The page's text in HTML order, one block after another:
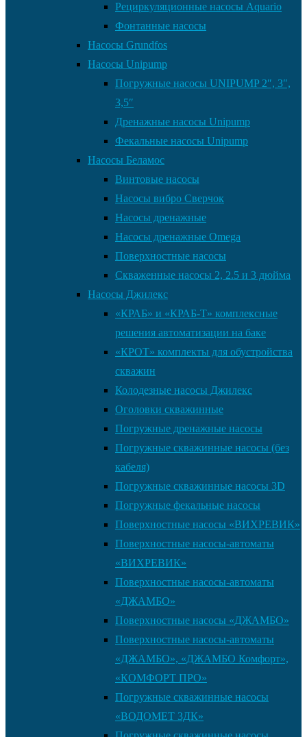
Рециркуляционные насосы Aquario
Фонтанные насосы
Насосы Grundfos
Насосы Unipump
Погружные насосы UNIPUMP 2″, 3″,
3,5″
Дренажные насосы Unipump
Фекальные насосы Unipump
Насосы Беламос
Винтовые насосы
Насосы вибро Сверчок
Насосы дренажные
Насосы дренажные Omega
Поверхностные насосы
Скваженные насосы 2, 2.5 и 3 дюйма
Насосы Джилекс
«КРАБ» и «КРАБ-Т» комплексные
решения автоматизации на баке
«КРОТ» комплекты для обустройства
скважин
Колодезные насосы Джилекс
Оголовки скважинные
Погружные дренажные насосы
Погружные скважинные насосы (без
кабеля)
Погружные скважинные насосы 3D
Погружные фекальные насосы
Поверхностные насосы «ВИХРЕВИК»
Поверхностные насосы-автоматы
«ВИХРЕВИК»
Поверхностные насосы-автоматы
«ДЖАМБО»
Поверхностные насосы «ДЖАМБО»
Поверхностные насосы-автоматы
«ДЖАМБО», «ДЖАМБО Комфорт»,
«КОМФОРТ ПРО»
Погружные скважинные насосы
«ВОДОМЕТ 3ДК»